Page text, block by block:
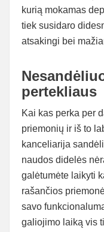
kurią mokamas
tiek susidaro
atsakingi bei
pertekliaus
Kai kas perka per
priemonių ir iš to
kanceliarija
naudos didelės
galėtumėte laikyti
rašančios
savo
galiojimo laiką vis